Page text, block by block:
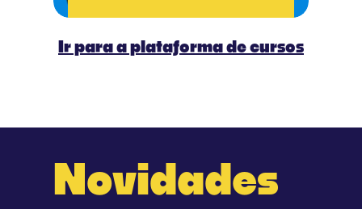
Ir para a plataforma de cursos
Novidades